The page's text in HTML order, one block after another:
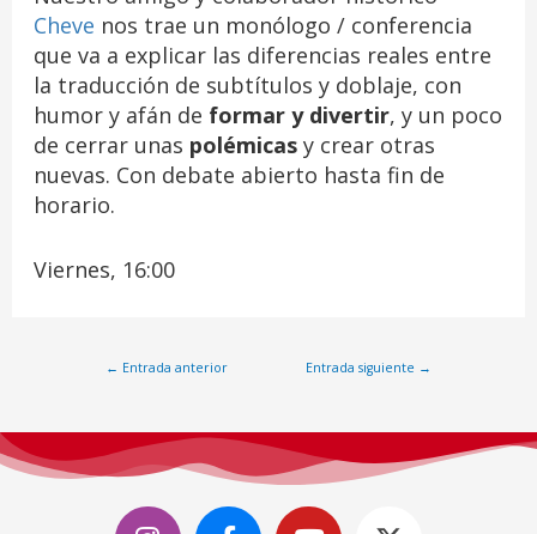
Cheve nos trae un monólogo / conferencia
que va a explicar las diferencias reales entre
la traducción de subtítulos y doblaje, con
humor y afán de formar y divertir, y un poco
de cerrar unas polémicasy crear otras
nuevas. Con debate abierto hasta fin de
horario.
Viernes, 16:00
← Entrada anterior Entrada siguiente →